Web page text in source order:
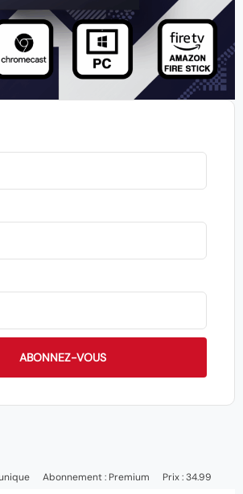
ABONNEZ-VOUS
Abonnement : Premium Prix : 34.99